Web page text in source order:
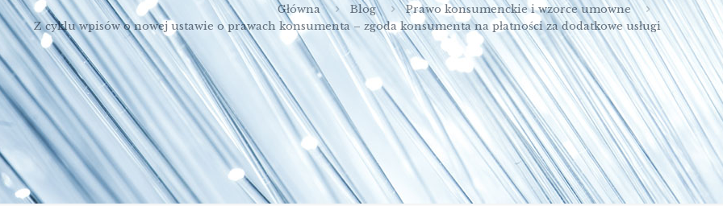
Główna Blog
Prawo konsumenckie i wzorce umowne
Z cyklu wpisów o nowej ustawie o prawach konsumenta – zgoda konsumenta na płatności za dodatkowe usługi